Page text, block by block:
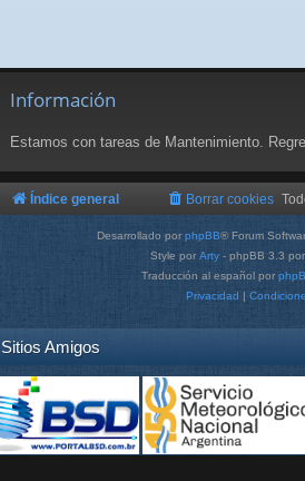
Información
Estamos con tareas de Mantenimiento.
Índice general Borrar cookies
Desarrollado por phpBB® Forum
Style por Arty - phpBB 3.3
Traducción al español por
Privacidad |
Sitios Amigos